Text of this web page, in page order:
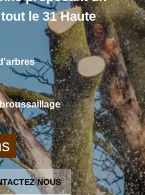
le 31 Haute
NOUS